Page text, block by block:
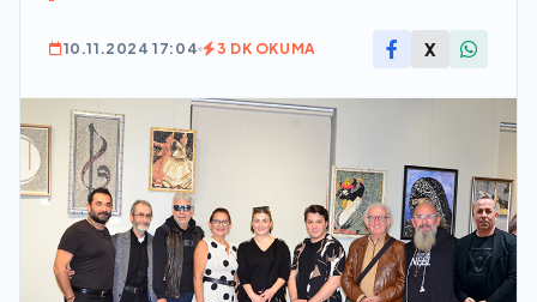
10.11.2024 17:04 3 DK OKUMA X